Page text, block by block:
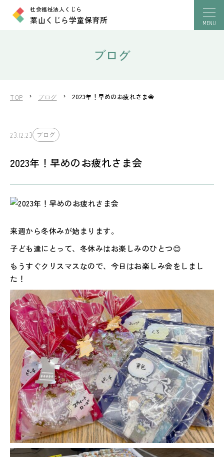
社会福祉法人くじら
葉山くじら学童保育所
ブログ
TOP ブログ 2023年！早めのお疲れさま会
23.12.23 ブログ
2023年！早めのお疲れさま会
来週から冬休みが始まります。
子ども達にとって、冬休みはお楽しみのひとつ😊
もうすぐクリスマスなので、今日はお楽しみ会をしまし
た！